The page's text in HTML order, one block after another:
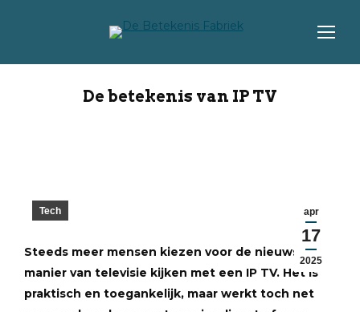
De betekenis van IP TV
apr
17
2025
Tech
Steeds meer mensen kiezen voor de nieuwste
manier van televisie kijken met een IP TV. Het is
praktisch en toegankelijk, maar werkt toch net